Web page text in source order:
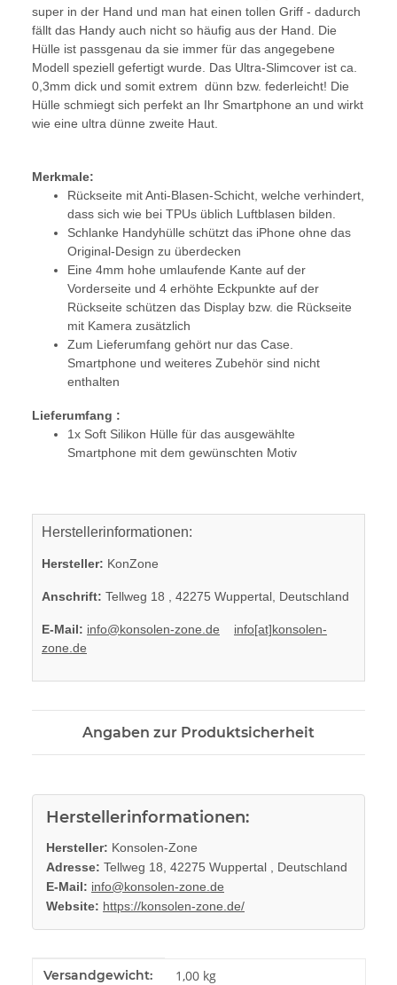
super in der Hand und man hat einen tollen Griff - dadurch
fällt das Handy auch nicht so häufig aus der Hand. Die
Hülle ist passgenau da sie immer für das angegebene
Modell speziell gefertigt wurde. Das Ultra-Slimcover ist ca.
0,3mm dick und somit extrem dünn bzw. federleicht! Die
Hülle schmiegt sich perfekt an Ihr Smartphone an und wirkt
wie eine ultra dünne zweite Haut.
Merkmale:
Rückseite mit Anti-Blasen-Schicht, welche verhindert,
dass sich wie bei TPUs üblich Luftblasen bilden.
Schlanke Handyhülle schützt das iPhone ohne das
Original-Design zu überdecken
Eine 4mm hohe umlaufende Kante auf der
Vorderseite und 4 erhöhte Eckpunkte auf der
Rückseite schützen das Display bzw. die Rückseite
mit Kamera zusätzlich
Zum Lieferumfang gehört nur das Case.
Smartphone und weiteres Zubehör sind nicht
enthalten
Lieferumfang :
1x Soft Silikon Hülle für das ausgewählte
Smartphone mit dem gewünschten Motiv
Herstellerinformationen:
Hersteller: KonZone
Anschrift: Tellweg 18 , 42275 Wuppertal, Deutschland
E-Mail: info@konsolen-zone.de
info[at]konsolen-
zone.de
Angaben zur Produktsicherheit
Herstellerinformationen:
Hersteller: Konsolen-Zone
Adresse: Tellweg 18, 42275 Wuppertal , Deutschland
E-Mail: info@konsolen-zone.de
Website: https://konsolen-zone.de/
Produkteigenschaft
Wert
Versandgewicht: 1,00 kg